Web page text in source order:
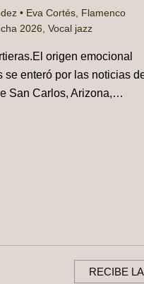
• Eva Cortés Flamenco
2026 Vocal jazz
origen emocional
se enteró por las noticias
San Carlos, Arizona,…
RECIBE